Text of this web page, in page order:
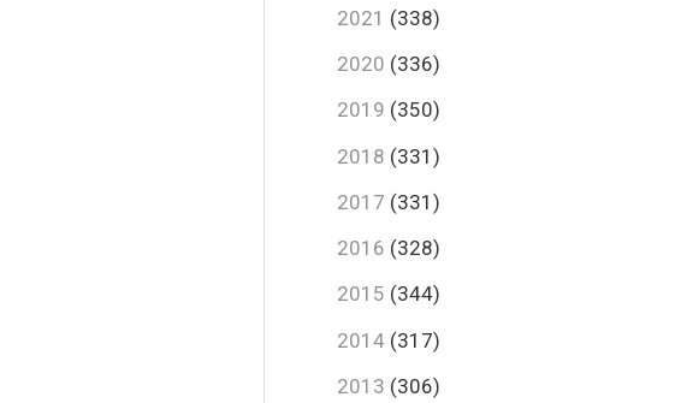
2021 (338)
2020 (336)
2019 (350)
2018 (331)
2017 (331)
2016 (328)
2015 (344)
2014 (317)
2013 (306)